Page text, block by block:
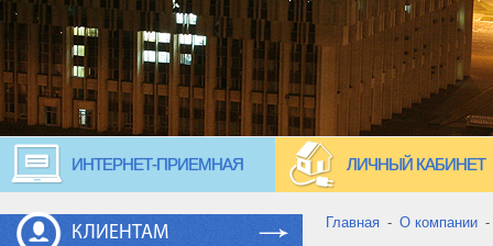
ИНТЕРНЕТ-ПРИЕМНАЯ ЛИЧНЫЙ КАБИНЕТ
КЛИЕНТАМ
Главная - О компании -